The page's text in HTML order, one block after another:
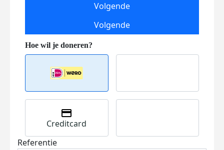
Volgende
Volgende
Creditcard
Referentie